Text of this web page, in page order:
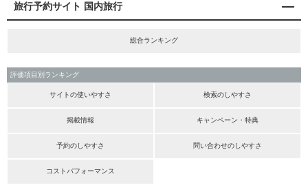
旅行予約サイト 国内旅行
総合ランキング
評価項目別ランキング
サイトの使いやすさ 検索のしやすさ
掲載情報 キャンペーン・特典
予約のしやすさ 問い合わせのしやすさ
コストパフォーマンス